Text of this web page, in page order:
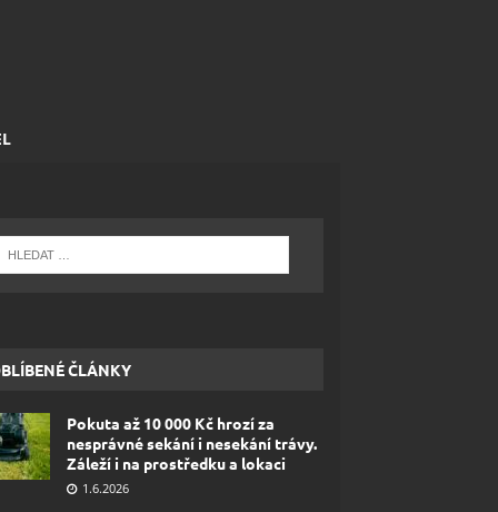
ČLÁNKY
Pokuta až 10 000 Kč hrozí za
nesprávné sekání i nesekání trávy.
Záleží i na prostředku a lokaci
1.6.2026